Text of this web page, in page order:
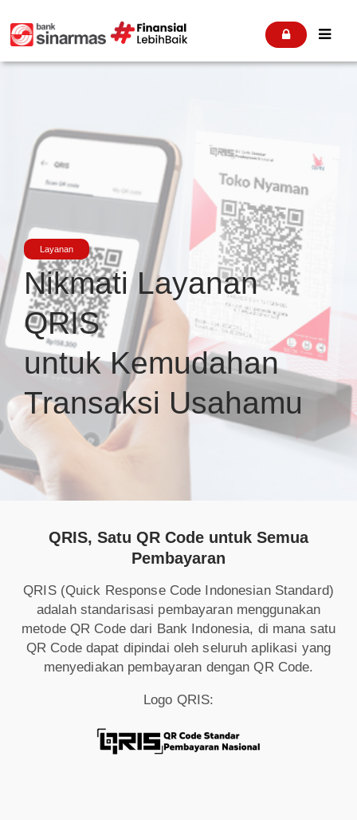
 
Layanan
Nikmati Layanan
QRIS
untuk Kemudahan
Transaksi Usahamu
QRIS, Satu QR Code untuk Semua
Pembayaran
QRIS (Quick Response Code Indonesian Standard)
adalah standarisasi pembayaran menggunakan
metode QR Code dari Bank Indonesia, di mana satu
QR Code dapat dipindai oleh seluruh aplikasi yang
menyediakan pembayaran dengan QR Code.
Logo QRIS: